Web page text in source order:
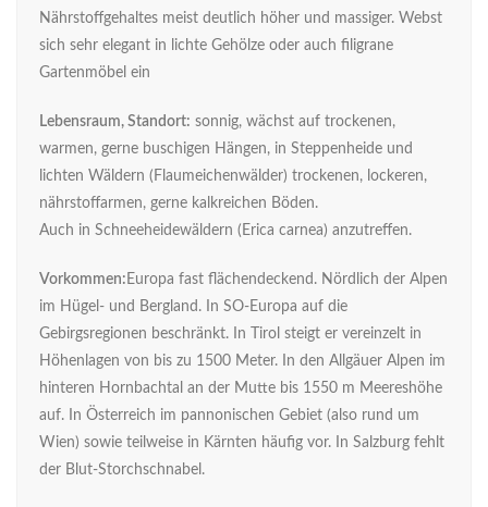
Nährstoffgehaltes meist deutlich höher und massiger. Webst
sich sehr elegant in lichte Gehölze oder auch filigrane
Gartenmöbel ein
Lebensraum, Standort: sonnig, wächst auf trockenen,
warmen, gerne buschigen Hängen, in Steppenheide und
lichten Wäldern (Flaumeichenwälder) trockenen, lockeren,
nährstoffarmen, gerne kalkreichen Böden.
Auch in Schneeheidewäldern (Erica carnea) anzutreffen.
Vorkommen: Europa fast flächendeckend. Nördlich der Alpen
im Hügel- und Bergland. In SO-Europa auf die
Gebirgsregionen beschränkt. In Tirol steigt er vereinzelt in
Höhenlagen von bis zu 1500 Meter. In den Allgäuer Alpen im
hinteren Hornbachtal an der Mutte bis 1550 m Meereshöhe
auf. In Österreich im pannonischen Gebiet (also rund um
Wien) sowie teilweise in Kärnten häufig vor. In Salzburg fehlt
der Blut-Storchschnabel.